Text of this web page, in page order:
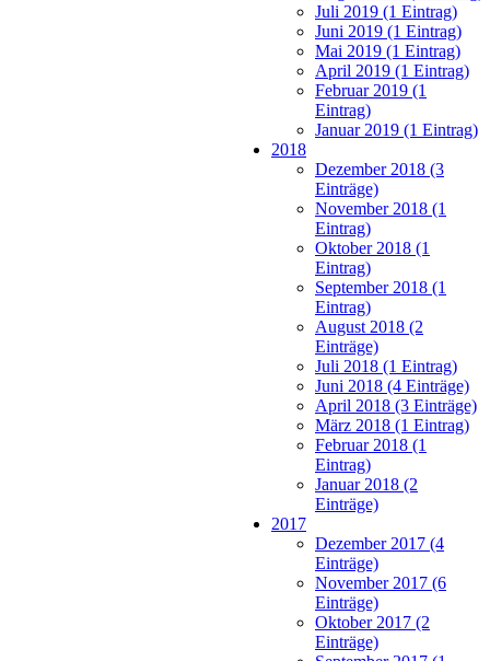
Juli 2019 (1 Eintrag)
Juni 2019 (1 Eintrag)
Mai 2019 (1 Eintrag)
April 2019 (1 Eintrag)
Februar 2019 (1
Eintrag)
Januar 2019 (1 Eintrag)
2018
Dezember 2018 (3
Einträge)
November 2018 (1
Eintrag)
Oktober 2018 (1
Eintrag)
September 2018 (1
Eintrag)
August 2018 (2
Einträge)
Juli 2018 (1 Eintrag)
Juni 2018 (4 Einträge)
April 2018 (3 Einträge)
März 2018 (1 Eintrag)
Februar 2018 (1
Eintrag)
Januar 2018 (2
Einträge)
2017
Dezember 2017 (4
Einträge)
November 2017 (6
Einträge)
Oktober 2017 (2
Einträge)